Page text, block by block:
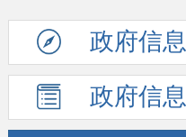
政府信息
政府信息